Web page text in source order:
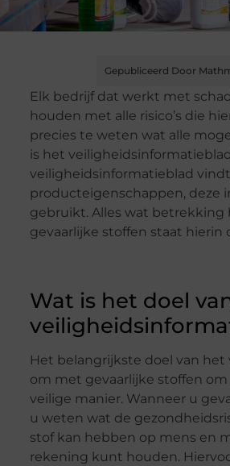
Gepubliceerd Door
Elk bedrijf dat werkt met
houden met alle risico’s die
precies te weten wat alle
is het
veiligheidsinformatieblad
producteigenschappen, deze
gebruikt. Alles wat
gevaarlijke stoffen staat hierin
Wat is het doel
Het belangrijkste doel van
om met gevaarlijke stoffen
veilige manier. Wanneer u
u weten wat de
stof kan hebben op mens en
rekening kunt houden.